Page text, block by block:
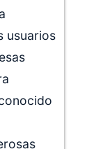
usuarios